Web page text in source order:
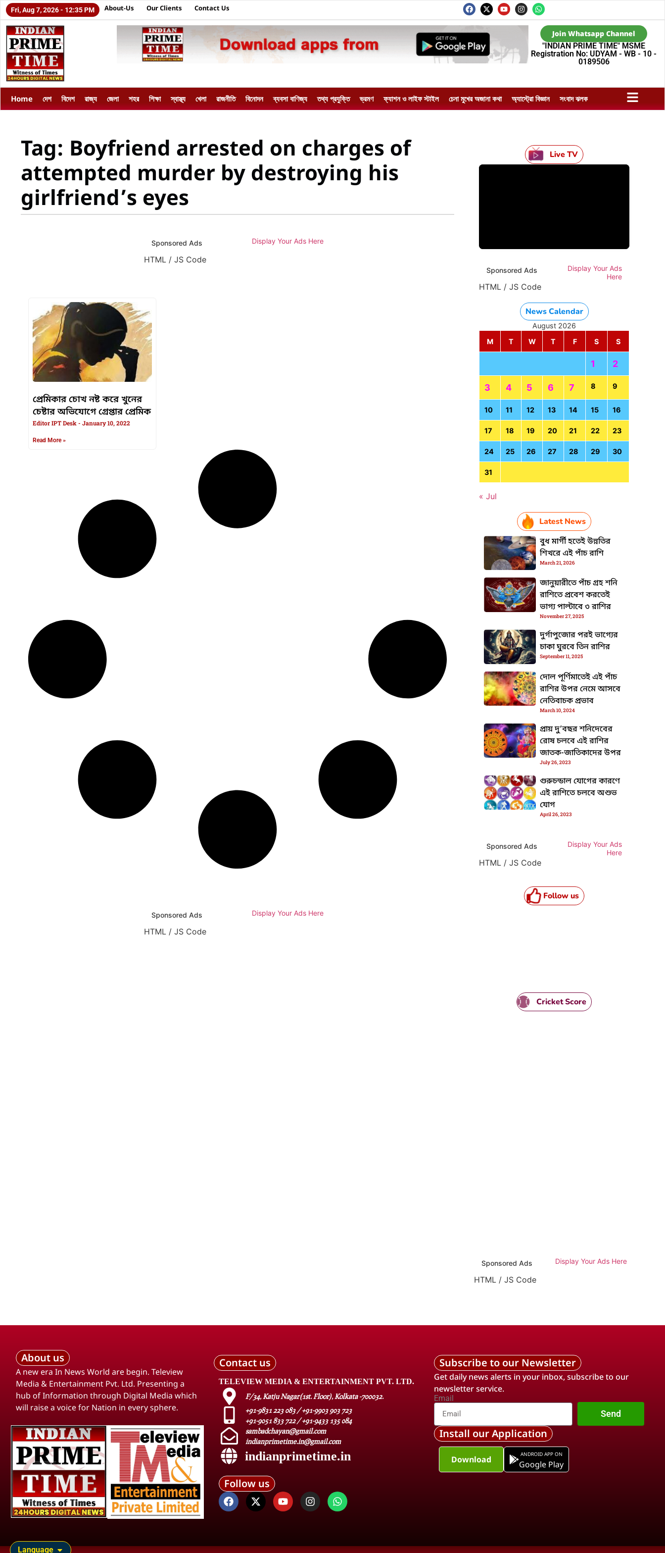
Fri, Aug 7, 2026 - 12:35 PM About-Us Our Clients Contact Us
Join Whatsapp Channel
"INDIAN PRIME TIME" MSME
Registration No: UDYAM - WB - 10 -
0189506
Home দেশ বিদেশ রাজ্য জেলা শহর শিক্ষা স্বাস্থ্য খেলা রাজনীতি বিনোদন ব্যবসা বাণিজ্য তথ্য প্রযুক্তি ভ্রমণ ফ্যাশন ও লাইফ স্টাইল চেনা মুখের অজানা কথা অ্যাস্ট্রো বিজ্ঞান সংবাদ ঝলক
Tag: Boyfriend arrested on charges of
attempted murder by destroying his
girlfriend’s eyes
Sponsored Ads Display Your Ads Here
HTML / JS Code
প্রেমিকার চোখ নষ্ট করে খুনের
চেষ্টার অভিযোগে গ্রেপ্তার প্রেমিক
Editor IPT Desk January 10, 2022
Read More »
Sponsored Ads Display Your Ads Here
HTML / JS Code
Live TV
Sponsored Ads
Display Your Ads
Here
HTML / JS Code
News Calendar
August 2026
M
T W T F S S
1 2
3 4 5 6 7 8 9
10 11 12 13 14 15 16
17 18 19 20 21 22 23
24 25 26 27 28 29 30
31
« Jul
Latest News
বুধ মার্গী হতেই উন্নতির
শিখরে এই পাঁচ রাশি
March 21, 2026
জানুয়ারীতে পাঁচ গ্রহ শনি
রাশিতে প্রবেশ করতেই
ভাগ্য পাল্টাবে ৩ রাশির
November 27, 2025
দুর্গাপুজোর পরই ভাগ্যের
চাকা ঘুরবে তিন রাশির
September 11, 2025
দোল পূর্ণিমাতেই এই পাঁচ
রাশির উপর নেমে আসবে
নেতিবাচক প্রভাব
March 10, 2024
প্রায় দু’বছর শনিদেবের
রোষ চলবে এই রাশির
জাতক-জাতিকাদের উপর
July 26, 2023
গুরুচন্ডাল যোগের কারণে
এই রাশিতে চলবে অশুভ
যোগ
April 26, 2023
Sponsored Ads
Display Your Ads
Here
HTML / JS Code
Follow us
Cricket Score
Sponsored Ads Display Your Ads Here
HTML / JS Code
Language
About us
A new era In News World are begin. Teleview
Media & Entertainment Pvt. Ltd. Presenting a
hub of Information through Digital Media which
will raise a voice for Nation in every sphere.
Contact us
TELEVIEW MEDIA & ENTERTAINMENT PVT. LTD.
F/34, Katju Nagar(1st. Floor), Kolkata -700032.
+91-9831 223 083 / +91-9903 903 723
+91-9051 833 722 / +91-9433 135 084
sambadchayan@gmail.com
indianprimetime.in@gmail.com
indianprimetime.in
Follow us
Subscribe to our Newsletter
Get daily news alerts in your inbox, subscribe to our
newsletter service.
Email
Send
Install our Application
Download ANDROID APP ON
Google Play